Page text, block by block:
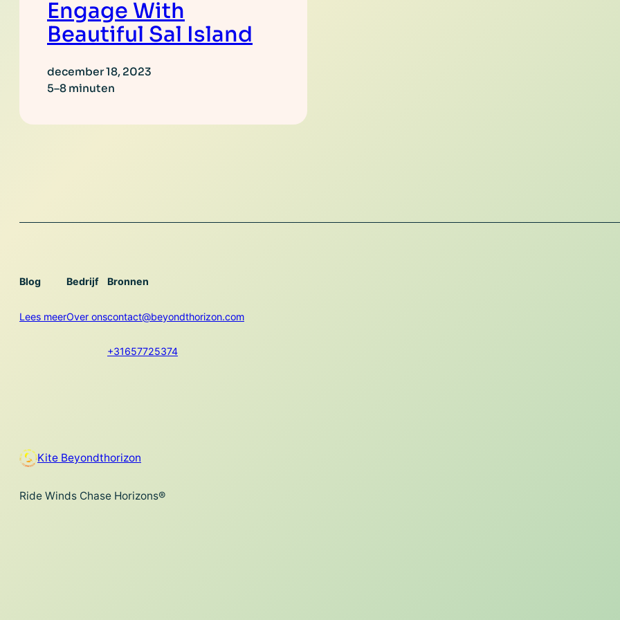
Engage With
Beautiful Sal Island
december 18, 2023
5–8 minuten
Blog
Lees meer
Bedrijf
Over ons
Bronnen
contact@beyondthorizon.com
+31657725374
Kite Beyondthorizon
Ride Winds Chase Horizons®